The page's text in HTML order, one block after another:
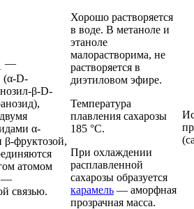
—
(α-D-
β-D-
α-
β-фруктозой,
атомом
—
связью.
Хорошо растворяется
в воде. В метаноле и
этаноле
малорастворима, не
растворяется в
диэтиловом эфире.
Температура
плавления сахарозы
185 °C.
При охлаждении
расплавленной
сахарозы образуется
карамель — аморфная
прозрачная масса.